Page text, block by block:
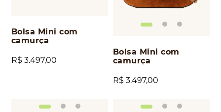
Bolsa Mini com
camurça
R$ 3.497,00
Bolsa Mini com
camurça
R$ 3.497,00